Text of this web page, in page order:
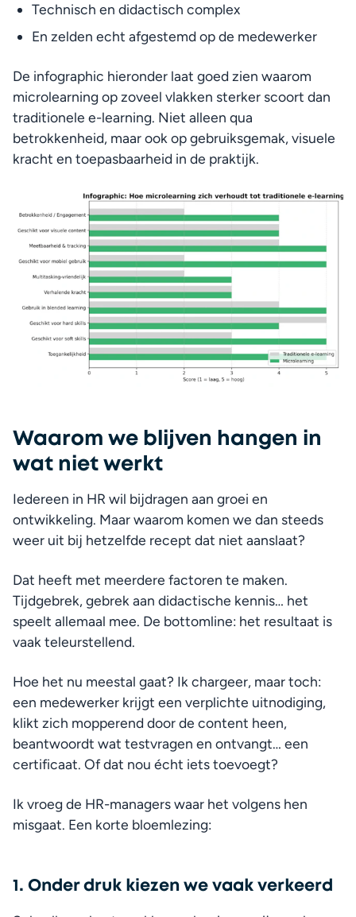
Technisch en didactisch complex
En zelden echt afgestemd op de medewerker
De infographic hieronder laat goed zien waarom
microlearning op zoveel vlakken sterker scoort dan
traditionele e-learning. Niet alleen qua
betrokkenheid, maar ook op gebruiksgemak, visuele
kracht en toepasbaarheid in de praktijk.
Waarom we blijven hangen in
wat niet werkt
Iedereen in HR wil bijdragen aan groei en
ontwikkeling. Maar waarom komen we dan steeds
weer uit bij hetzelfde recept dat niet aanslaat?
Dat heeft met meerdere factoren te maken.
Tijdgebrek, gebrek aan didactische kennis… het
speelt allemaal mee. De bottomline: het resultaat is
vaak teleurstellend.
Hoe het nu meestal gaat? Ik chargeer, maar toch:
een medewerker krijgt een verplichte uitnodiging,
klikt zich mopperend door de content heen,
beantwoordt wat testvragen en ontvangt… een
certificaat. Of dat nou écht iets toevoegt?
Ik vroeg de HR-managers waar het volgens hen
misgaat. Een korte bloemlezing:
1. Onder druk kiezen we vaak verkeerd